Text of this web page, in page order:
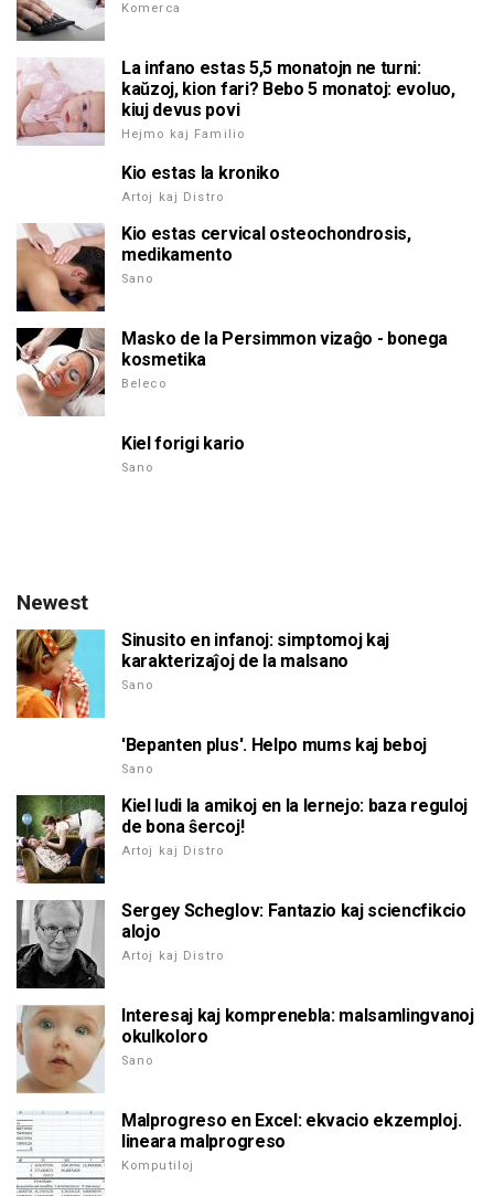
Komerca
La infano estas 5,5 monatojn ne turni:
kaŭzoj, kion fari? Bebo 5 monatoj: evoluo,
kiuj devus povi
Hejmo kaj Familio
Kio estas la kroniko
Artoj kaj Distro
Kio estas cervical osteochondrosis,
medikamento
Sano
Masko de la Persimmon vizaĝo - bonega
kosmetika
Beleco
Kiel forigi kario
Sano
Newest
Sinusito en infanoj: simptomoj kaj
karakterizaĵoj de la malsano
Sano
'Bepanten plus'. Helpo mums kaj beboj
Sano
Kiel ludi la amikoj en la lernejo: baza reguloj
de bona ŝercoj!
Artoj kaj Distro
Sergey Scheglov: Fantazio kaj sciencfikcio
alojo
Artoj kaj Distro
Interesaj kaj komprenebla: malsamlingvanoj
okulkoloro
Sano
Malprogreso en Excel: ekvacio ekzemploj.
lineara malprogreso
Komputiloj